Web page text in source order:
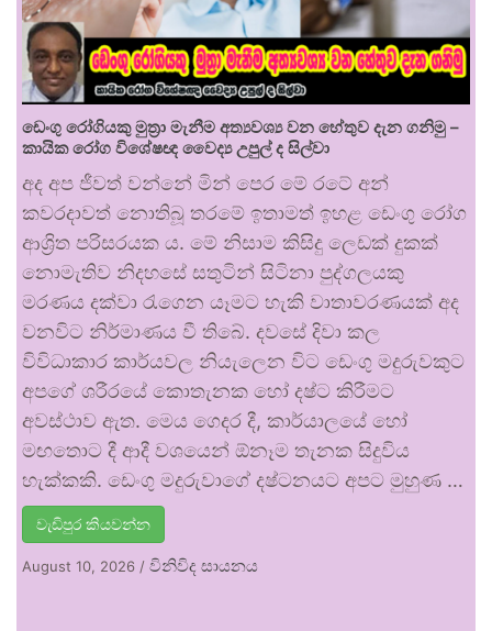
ඩෙංගු රෝගියකු ⁣මුත්‍රා මැනීම අත්‍යවශ්‍ය වන හේතුව දැන ගනිමු –
කායික රෝග විශේෂඥ වෛද්‍ය උපුල් ද සිල්වා
අද අප ජීවත් වන්නේ මින් පෙර මේ රටේ අන්
කවරදාවත් නොතිබූ තරමේ ඉතාමත් ඉහළ ඩෙංගු රෝග
ආශ්‍රිත පරිසරයක ය. මේ නිසාම කිසිදු ලෙඩක් දුකක්
නොමැතිව නිදහසේ සතුටින් සිටිනා පුද්ගලයකු
මරණය දක්වා රැගෙන යෑමට හැකි වාතාවරණයක් අද
වනවිට නිර්මාණය වී තිබේ. දවසේ දිවා කල
විවිධාකාර කාර්යවල නියැලෙන විට ඩෙංගු මදුරුවකුට
අපගේ ශරීරයේ කොතැනක හෝ දෂ්ට කිරීමට
අවස්ථාව ඇත. මෙය ගෙදර දී, කාර්යාලයේ හෝ
මඟතොට දී ආදී වශයෙන් ඕනෑම තැනක සිදුවිය
හැක්කකි. ඩෙංගු මදුරුවාගේ දෂ්ටනයට අපට මුහුණ …
වැඩිපුර කියවන්න
August 10, 2026 / විනිවිද සායනය